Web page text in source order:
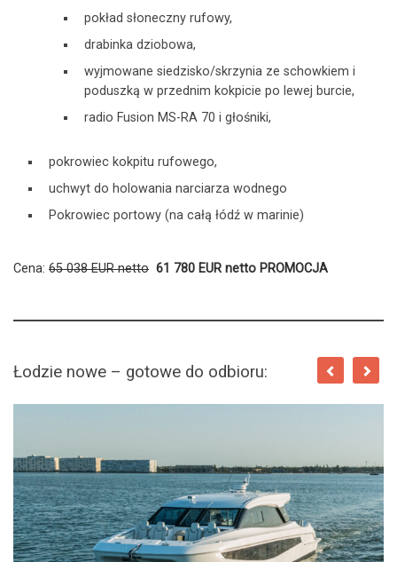
pokład słoneczny rufowy,
drabinka dziobowa,
wyjmowane siedzisko/skrzynia ze schowkiem i
poduszką w przednim kokpicie po lewej burcie,
radio Fusion MS-RA 70 i głośniki,
pokrowiec kokpitu rufowego,
uchwyt do holowania narciarza wodnego
Pokrowiec portowy (na całą łódź w marinie)
Cena: 65 038 EUR netto 61 780 EUR netto PROMOCJA
Łodzie nowe – gotowe do odbioru: